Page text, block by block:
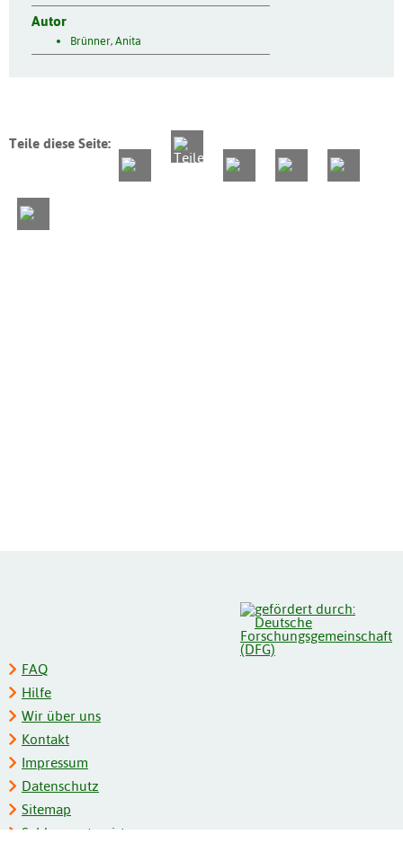
Autor
Brünner, Anita
Teile diese Seite:
FAQ
Hilfe
Wir über uns
Kontakt
Impressum
Datenschutz
Sitemap
Schlagwortregister